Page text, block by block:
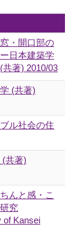
・開口部の
日本建築学
著) 2010/03
(共著)
ル社会の住
共著)
んと感・こ
究
of Kansei